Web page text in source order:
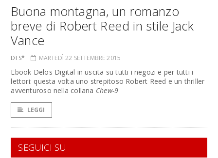
Buona montagna, un romanzo
breve di Robert Reed in stile Jack
Vance
DI S* MARTEDÌ 22 SETTEMBRE 2015
Ebook Delos Digital in uscita su tutti i negozi e per tutti i
lettori: questa volta uno strepitoso Robert Reed e un thriller
avventuroso nella collana Chew-9
LEGGI
SEGUICI SU